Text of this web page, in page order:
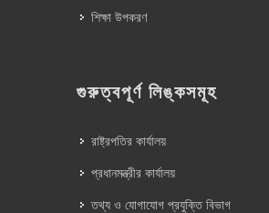
শিক্ষা উপকরণ
গুরুত্বপূর্ণ লিঙ্কসমূহ
রাষ্ট্রপতির কার্যালয়
প্রধানমন্ত্রীর কার্যালয়
তথ্য ও যোগাযোগ প্রযুক্তি বিভাগ